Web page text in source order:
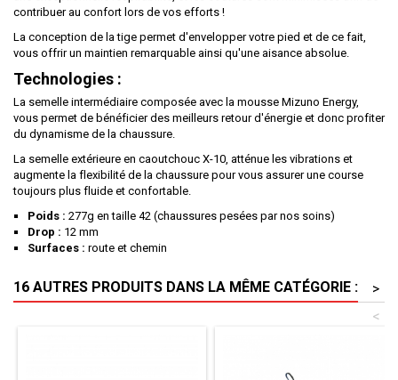
contribuer au confort lors de vos efforts !
La conception de la tige permet d'envelopper votre pied et de ce fait,
vous offrir un maintien remarquable ainsi qu'une aisance absolue.
Technologies :
La semelle intermédiaire composée avec la mousse Mizuno Energy,
vous permet de bénéficier des meilleurs retour d'énergie et donc profiter
du dynamisme de la chaussure.
La semelle extérieure en caoutchouc X-10, atténue les vibrations et
augmente la flexibilité de la chaussure pour vous assurer une course
toujours plus fluide et confortable.
Poids : 277g en taille 42 (chaussures pesées par nos soins)
Drop : 12 mm
Surfaces : route et chemin
16 AUTRES PRODUITS DANS LA MÊME CATÉGORIE :
>
<